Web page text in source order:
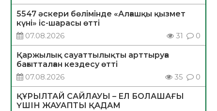
5547 әскери бөлімінде «Алғашқы қызмет
күні» іс-шарасы өтті
07.08.2026
31 0
Қаржылық сауаттылықты арттыруға
бағытталған кездесу өтті
07.08.2026
35 0
ҚҰРЫЛТАЙ САЙЛАУЫ – ЕЛ БОЛАШАҒЫ
ҮШІН ЖАУАПТЫ ҚАДАМ